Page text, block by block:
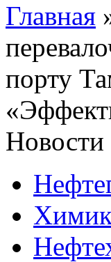
Главная
порту
Новости